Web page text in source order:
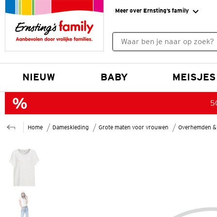
Meer over Ernsting’s family
NIEUW BABY MEISJES
Home Dameskleding Grote maten voor vrouwen Overhemden